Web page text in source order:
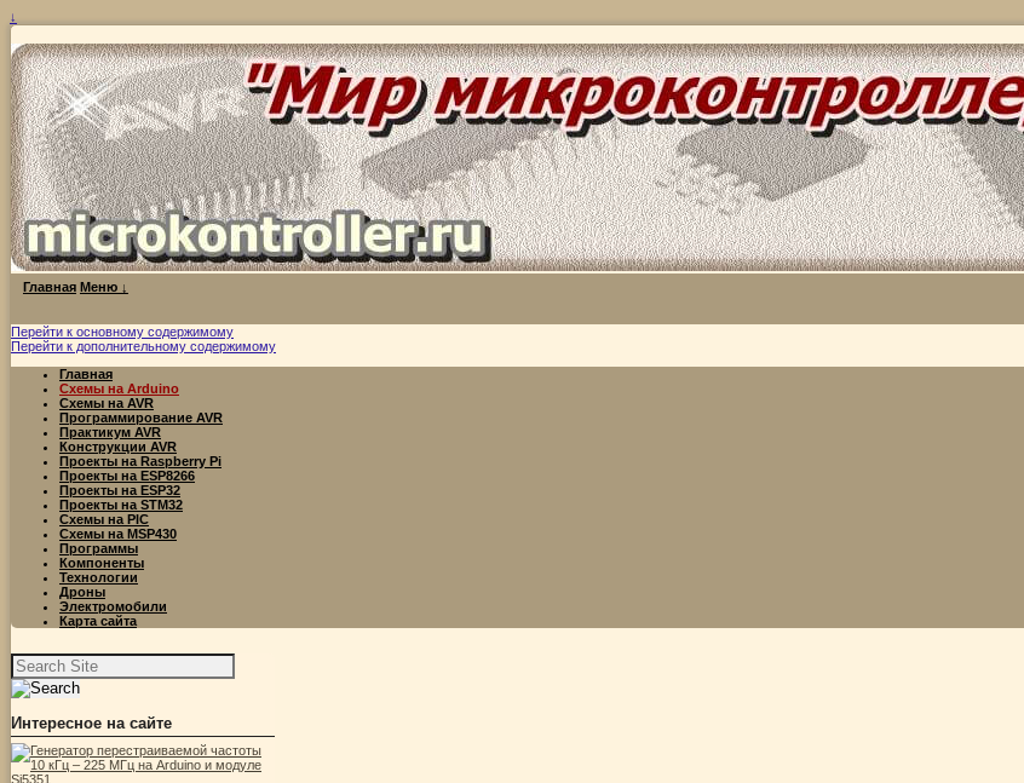
↓
Главная Меню ↓
Перейти к основному содержимому
Перейти к дополнительному содержимому
Главная
Схемы на Arduino
Схемы на AVR
Программирование AVR
Практикум AVR
Конструкции AVR
Проекты на Raspberry Pi
Проекты на ESP8266
Проекты на ESP32
Проекты на STM32
Схемы на PIC
Схемы на MSP430
Программы
Компоненты
Технологии
Дроны
Электромобили
Карта сайта
Найти:
Интересное на сайте